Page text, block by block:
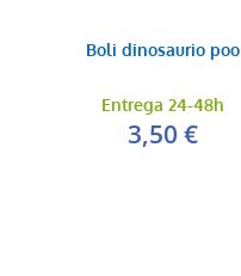
Boli dinosaurio poo
Entrega 24-48h
3,50 €